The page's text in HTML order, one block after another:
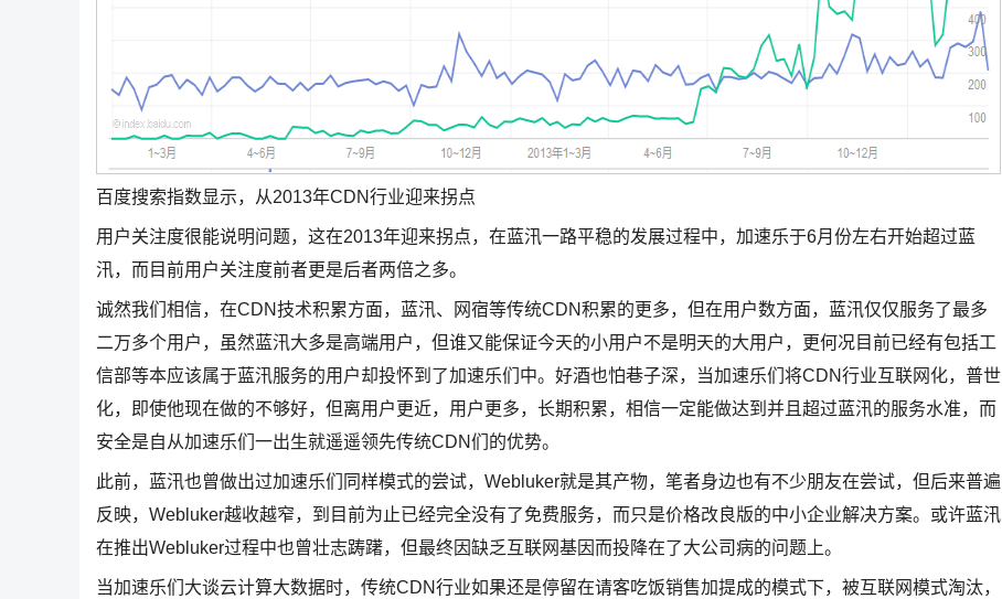
百度搜索指数显示，从2013年CDN行业迎来拐点
用户关注度很能说明问题，这在2013年迎来拐点，在蓝汛一路平稳的发展过程中，加速乐于6月份左右开始超过蓝
汛，而目前用户关注度前者更是后者两倍之多。
诚然我们相信，在CDN技术积累方面，蓝汛、网宿等传统CDN积累的更多，但在用户数方面，蓝汛仅仅服务了最多
二万多个用户，虽然蓝汛大多是高端用户，但谁又能保证今天的小用户不是明天的大用户，更何况目前已经有包括工
信部等本应该属于蓝汛服务的用户却投怀到了加速乐们中。好酒也怕巷子深，当加速乐们将CDN行业互联网化，普世
化，即使他现在做的不够好，但离用户更近，用户更多，长期积累，相信一定能做达到并且超过蓝汛的服务水准，而
安全是自从加速乐们一出生就遥遥领先传统CDN们的优势。
此前，蓝汛也曾做出过加速乐们同样模式的尝试，Webluker就是其产物，笔者身边也有不少朋友在尝试，但后来普遍
反映，Webluker越收越窄，到目前为止已经完全没有了免费服务，而只是价格改良版的中小企业解决方案。或许蓝汛
在推出Webluker过程中也曾壮志踌躇，但最终因缺乏互联网基因而投降在了大公司病的问题上。
当加速乐们大谈云计算大数据时，传统CDN行业如果还是停留在请客吃饭销售加提成的模式下，被互联网模式淘汰，